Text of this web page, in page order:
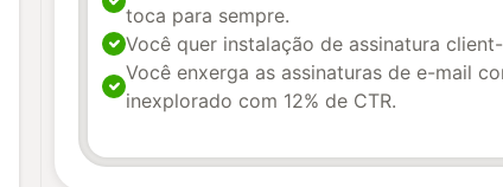
toca para sempre.
Você quer instalação de assinatura
Você enxerga as assinaturas de e-mail
inexplorado com 12% de CTR.